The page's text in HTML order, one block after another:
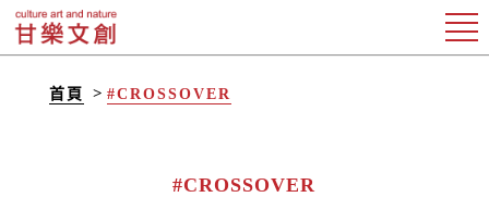
首頁 #CROSSOVER
#CROSSOVER